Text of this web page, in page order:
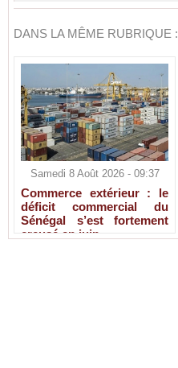
DANS LA MÊME RUBRIQUE :
Samedi 8 Août 2026 - 09:37
Commerce extérieur : le
déficit commercial du
Sénégal s’est fortement
creusé en juin